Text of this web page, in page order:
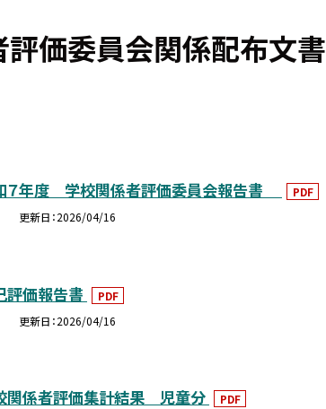
価委員会関係配布文書
和７年度 学校関係者評価委員会報告書
PDF
更新日 2026/04/16
評価報告書
PDF
更新日 2026/04/16
校関係者評価集計結果 児童分
PDF